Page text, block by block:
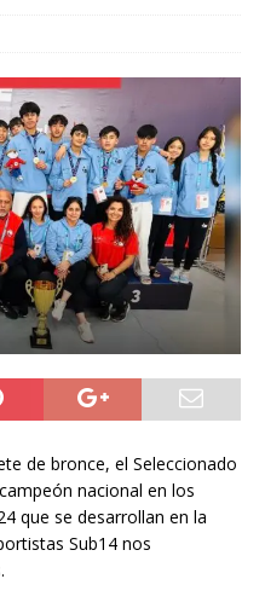
de bronce, el Seleccionado
nacional en los
que se desarrollan en la
Sub14 nos